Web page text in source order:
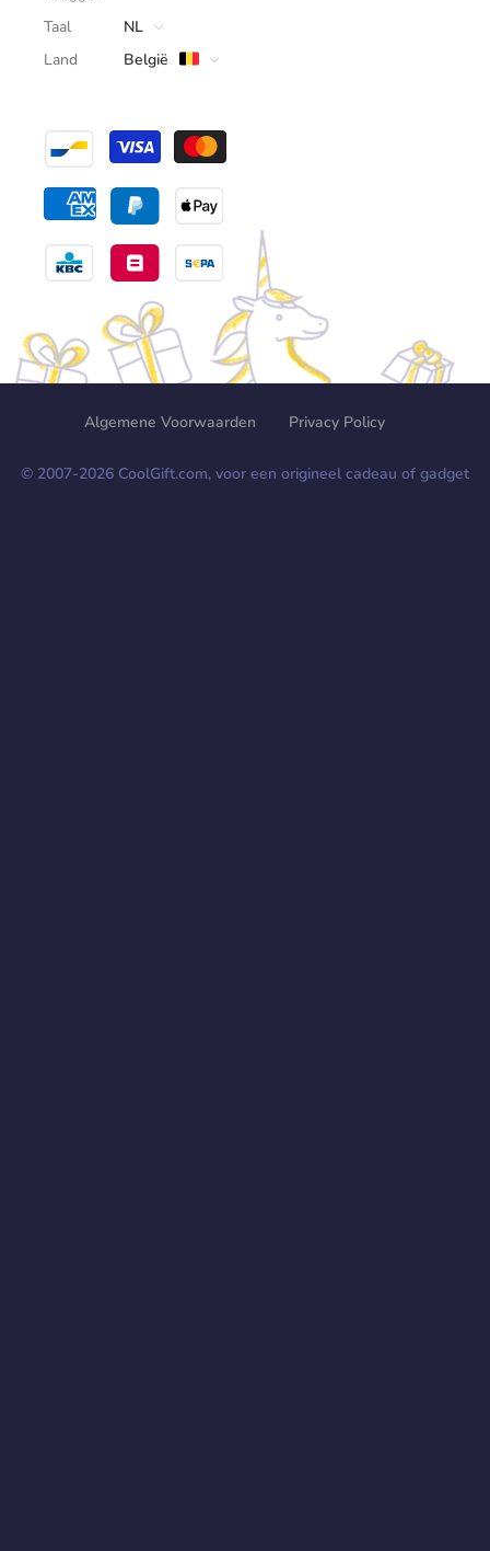
Taal
NL
Land
België
Algemene Voorwaarden Privacy Policy
© 2007-2026 CoolGift.com, voor een origineel cadeau of gadget